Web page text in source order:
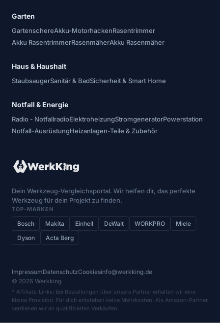
Garten
GartenschereAkku-MotorhackenRasentrimmer
Akku RasentrimmerRasenmäherAkku Rasenmäher
Haus & Haushalt
StaubsaugerSanitär & BadSicherheit & Smart Home
Notfall & Energie
Radio - NotfallradioElektroheizungStromgeneratorPowerstation
Notfall-AusrüstungHeizanlagen-Teile & Zubehör
Dein Werkzeug-Vergleichsportal. Wir helfen dir, das perfekte
Werkzeug für dein Projekt zu finden.
TOP-MARKEN
Bosch Makita Einhell DeWalt WORKPRO
Miele
Dyson
Acta Berg
ImpressumDatenschutzCookiesinfo@werkking.de
© 2026 Werkking
* Affiliate-Links: Bei Bestellungen über unsere Partner erhalten wir eine
kleine Provision. Für dich entstehen keine Mehrkosten. Als Amazon-Partner
verdienen wir an qualifizierten Verkäufen.